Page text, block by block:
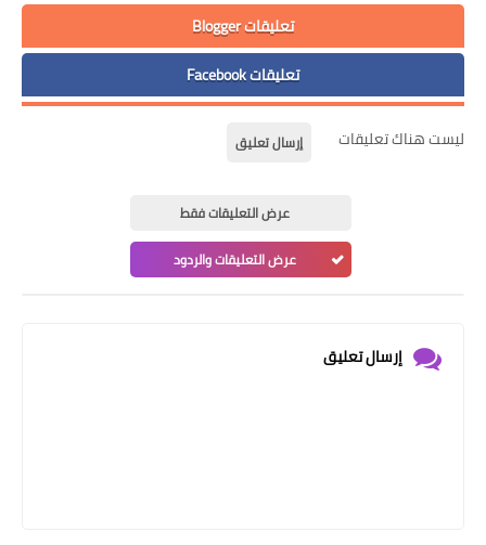
تعليقات Blogger
تعليقات Facebook
ليست هناك تعليقات إرسال تعليق
عرض التعليقات فقط
عرض التعليقات والردود
إرسال تعليق